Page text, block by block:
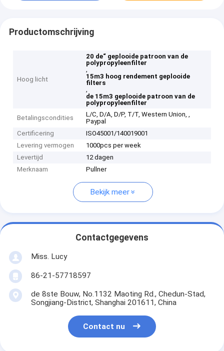
Productomschrijving
Hoog licht
20 de“ geplooide patroon van de
polypropyleenfilter
,
15m3 hoog rendement geplooide
filters
,
de 15m3 geplooide patroon van de
polypropyleenfilter
Betalingscondities
L/C, D/A, D/P, T/T, Western Union, ,
Paypal
Certificering
ISO45001/140019001
Levering vermogen
1000pcs per week
Levertijd
12 dagen
Merknaam
Pullner
Bekijk meer
Contactgegevens
Miss. Lucy
86-21-57718597
de 8ste Bouw, No.1132 Maoting Rd., Chedun-Stad,
Songjiang-District, Shanghai 201611, China
Contact nu